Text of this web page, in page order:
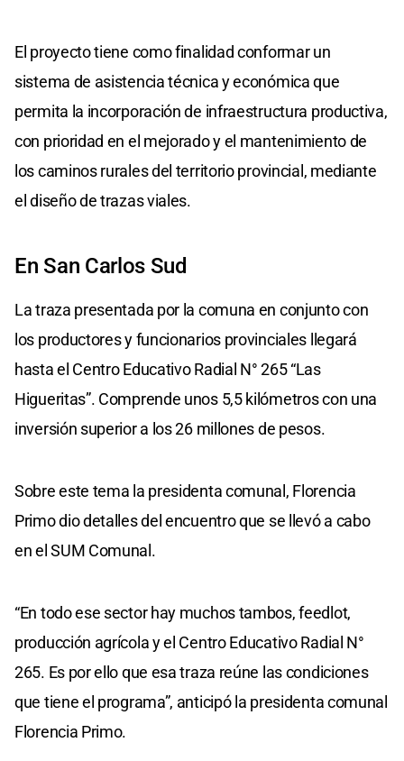
El proyecto tiene como finalidad conformar un
sistema de asistencia técnica y económica que
permita la incorporación de infraestructura productiva,
con prioridad en el mejorado y el mantenimiento de
los caminos rurales del territorio provincial, mediante
el diseño de trazas viales.
En San Carlos Sud
La traza presentada por la comuna en conjunto con
los productores y funcionarios provinciales llegará
hasta el Centro Educativo Radial N° 265 “Las
Higueritas”. Comprende unos 5,5 kilómetros con una
inversión superior a los 26 millones de pesos.
Sobre este tema la presidenta comunal, Florencia
Primo dio detalles del encuentro que se llevó a cabo
en el SUM Comunal.
“En todo ese sector hay muchos tambos, feedlot,
producción agrícola y el Centro Educativo Radial N°
265. Es por ello que esa traza reúne las condiciones
que tiene el programa”, anticipó la presidenta comunal
Florencia Primo.